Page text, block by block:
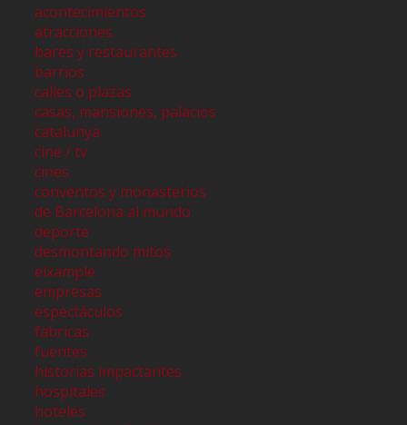
acontecimientos
atracciones
bares y restaurantes
barrios
calles o plazas
casas, mansiones, palacios
catalunya
cine / tv
cines
conventos y monasterios
de Barcelona al mundo
deporte
desmontando mitos
eixample
empresas
espectáculos
fabricas
fuentes
historias impactantes
hospitales
hoteles